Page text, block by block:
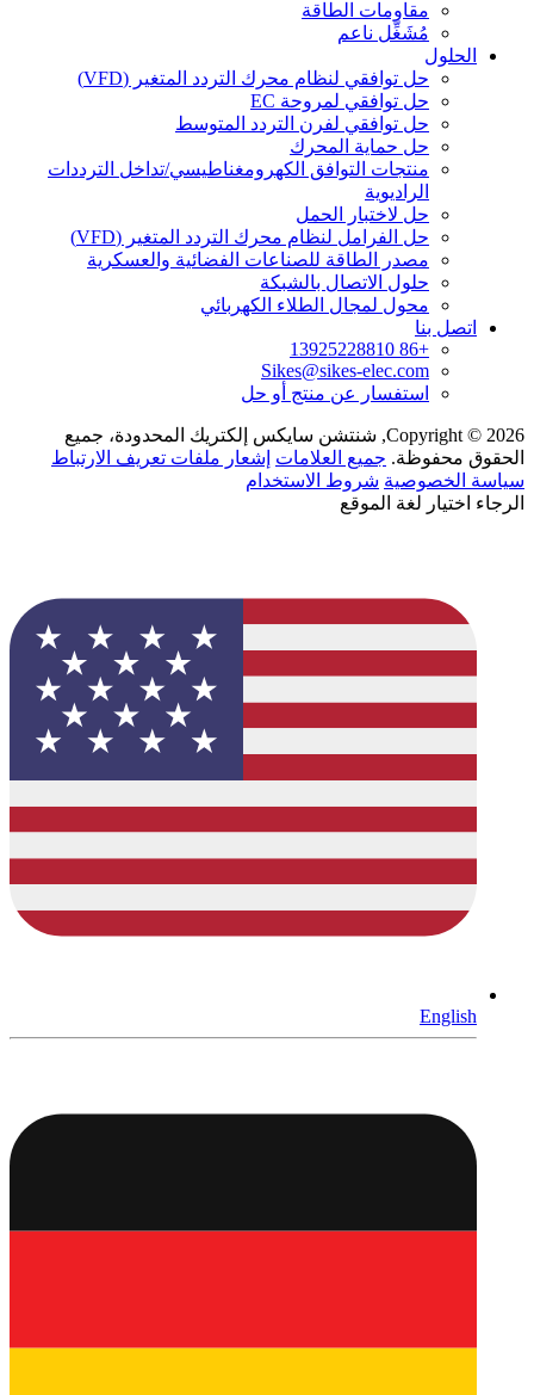
مقاومات الطاقة
مُشَغِّل ناعم
الحلول
حل توافقي لنظام محرك التردد المتغير (VFD)
حل توافقي لمروحة EC
حل توافقي لفرن التردد المتوسط
حل حماية المحرك
منتجات التوافق الكهرومغناطيسي/تداخل الترددات
الراديوية
حل لاختبار الحمل
حل الفرامل لنظام محرك التردد المتغير (VFD)
مصدر الطاقة للصناعات الفضائية والعسكرية
حلول الاتصال بالشبكة
محول لمجال الطلاء الكهربائي
اتصل بنا
+86 13925228810
Sikes@sikes-elec.com
استفسار عن منتج أو حل
Copyright © 2026, شنتشن سايكس إلكتريك المحدودة، جميع
الحقوق محفوظة. جميع العلامات إشعار ملفات تعريف الارتباط
سياسة الخصوصية شروط الاستخدام
الرجاء اختيار لغة الموقع
English